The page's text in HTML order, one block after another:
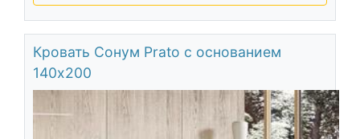
Кровать Сонум Prato с основанием
140х200